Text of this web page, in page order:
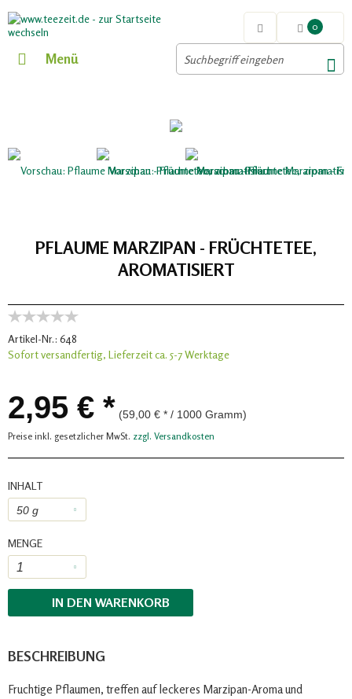
0
Menü
PFLAUME MARZIPAN - FRÜCHTETEE,
AROMATISIERT
Artikel-Nr.: 648
Sofort versandfertig, Lieferzeit ca. 5-7 Werktage
2,95 € * (59,00 € * / 1000 Gramm)
Preise inkl. gesetzlicher MwSt. zzgl. Versandkosten
INHALT
MENGE
IN DEN WARENKORB
BESCHREIBUNG
Fruchtige Pflaumen, treffen auf leckeres Marzipan-Aroma und